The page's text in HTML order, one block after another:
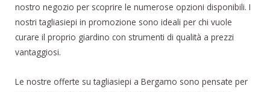
nostro negozio per scoprire le numerose opzioni disponibili. I
nostri tagliasiepi in promozione sono ideali per chi vuole
curare il proprio giardino con strumenti di qualità a prezzi
vantaggiosi.
Le nostre offerte su tagliasiepi a Bergamo sono pensate per